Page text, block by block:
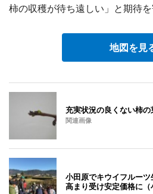
柿の収穫が待ち遠しい」と期待を
地図を見
充実状況の良くない柿の
関連画像
小田原でキウイフルー
高まり受け安定価格に（